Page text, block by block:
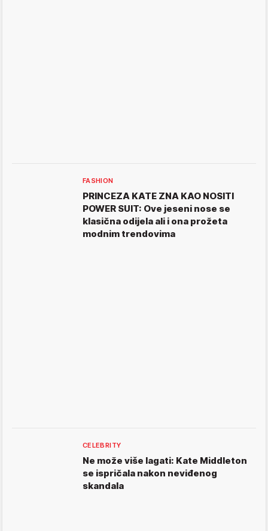
FASHION
PRINCEZA KATE ZNA KAO NOSITI
POWER SUIT: Ove jeseni nose se
klasična odijela ali i ona prožeta
modnim trendovima
CELEBRITY
Ne može više lagati: Kate Middleton
se ispričala nakon neviđenog
skandala